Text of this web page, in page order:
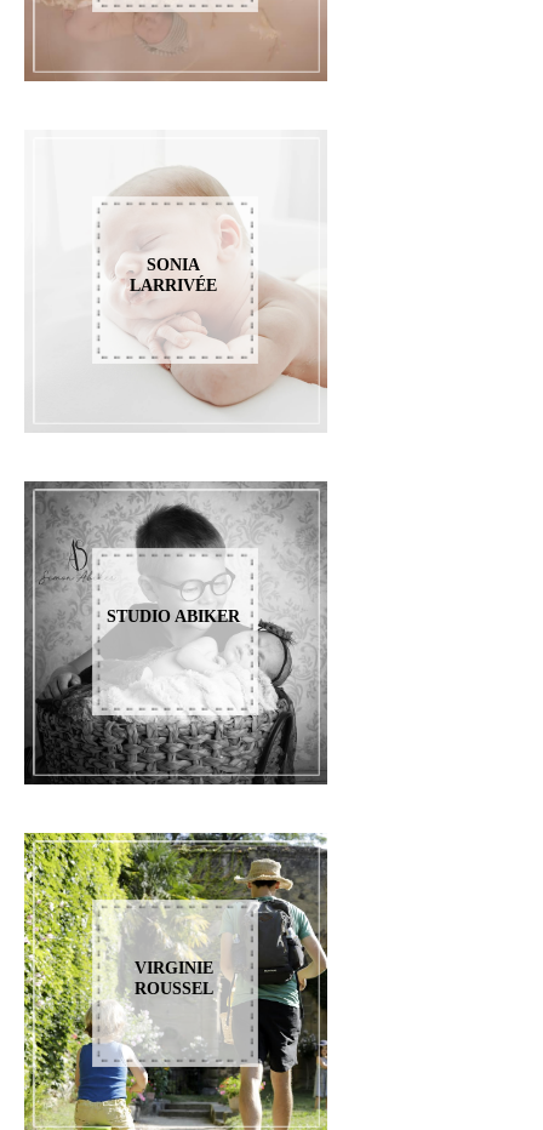
SONIA
LARRIVÉE
STUDIO ABIKER
VIRGINIE
ROUSSEL